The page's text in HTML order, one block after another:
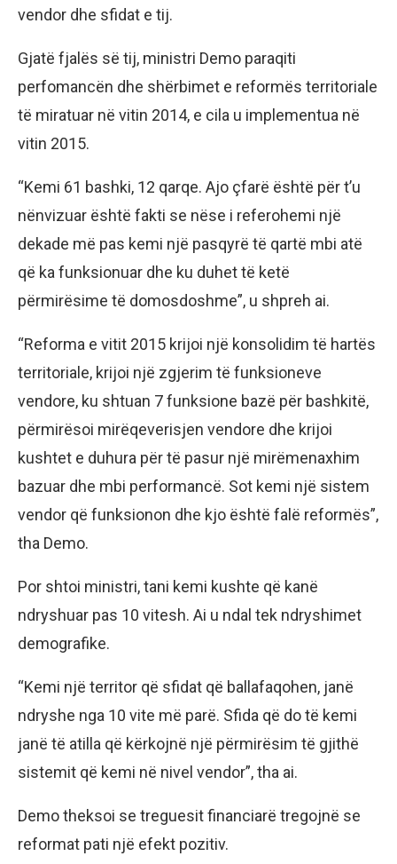
vendor dhe sfidat e tij.
Gjatë fjalës së tij, ministri Demo paraqiti
perfomancën dhe shërbimet e reformës territoriale
të miratuar në vitin 2014, e cila u implementua në
vitin 2015.
“Kemi 61 bashki, 12 qarqe. Ajo çfarë është për t’u
nënvizuar është fakti se nëse i referohemi një
dekade më pas kemi një pasqyrë të qartë mbi atë
që ka funksionuar dhe ku duhet të ketë
përmirësime të domosdoshme”, u shpreh ai.
“Reforma e vitit 2015 krijoi një konsolidim të hartës
territoriale, krijoi një zgjerim të funksioneve
vendore, ku shtuan 7 funksione bazë për bashkitë,
përmirësoi mirëqeverisjen vendore dhe krijoi
kushtet e duhura për të pasur një mirëmenaxhim
bazuar dhe mbi performancë. Sot kemi një sistem
vendor që funksionon dhe kjo është falë reformës”,
tha Demo.
Por shtoi ministri, tani kemi kushte që kanë
ndryshuar pas 10 vitesh. Ai u ndal tek ndryshimet
demografike.
“Kemi një territor që sfidat që ballafaqohen, janë
ndryshe nga 10 vite më parë. Sfida që do të kemi
janë të atilla që kërkojnë një përmirësim të gjithë
sistemit që kemi në nivel vendor”, tha ai.
Demo theksoi se treguesit financiarë tregojnë se
reformat pati një efekt pozitiv.